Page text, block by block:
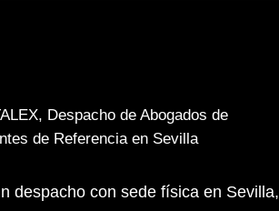
Despacho de Abogados de
de Referencia en Sevilla
despacho con sede física en Sevilla,